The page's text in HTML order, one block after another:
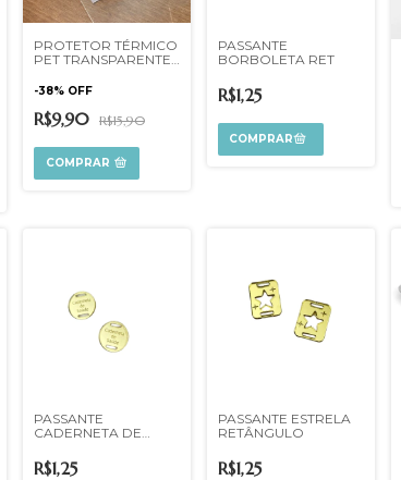
PROTETOR TÉRMICO
PET TRANSPARENTE
-38% OFF
R$9,90 R$15,90
COMPRAR
PASSANTE
BORBOLETA RET
R$1,25
PASSANTE
CADERNETA DE
R$1,25
PASSANTE ESTRELA
RETÂNGULO
R$1,25